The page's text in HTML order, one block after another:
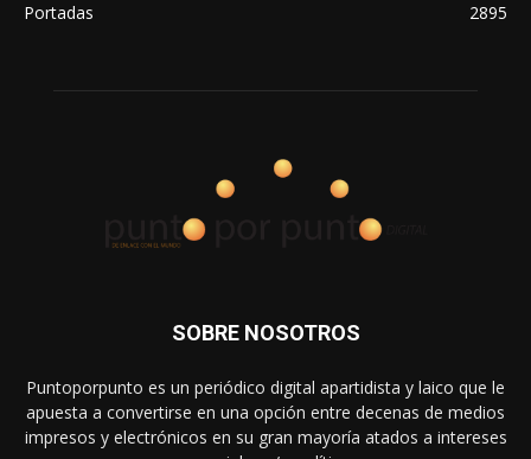
Portadas
2895
SOBRE NOSOTROS
Puntoporpunto es un periódico digital apartidista y laico que le
apuesta a convertirse en una opción entre decenas de medios
impresos y electrónicos en su gran mayoría atados a intereses